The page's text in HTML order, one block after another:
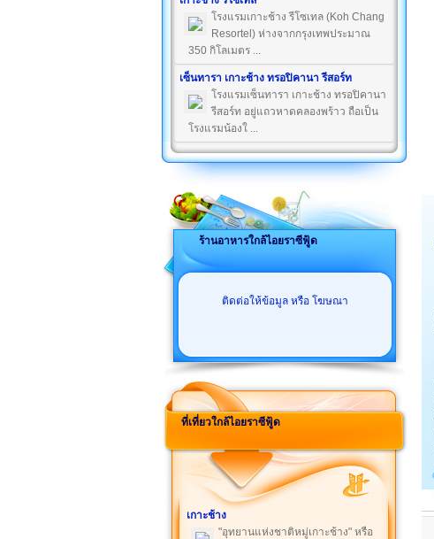
โรงแรมเกาะช้าง รีโซเทล (Koh Chang
Resortel) ห่างจากกรุงเทพประมาณ
350 กิโลเมตร ...
เซ็นทารา เกาะช้าง ทรอปิคานา รีสอร์ท
โรงแรมเซ็นทารา เกาะช้าง ทรอปิคานา
รีสอร์ท อยู่แถวหาดคลองพร้าว ถือเป็น
โรงแรมน้องใ ...
ร้านอาหารใกล้ไอยราซีฟู้ด
ติดต่อให้ข้อมูล หรือ โฆษณา
ที่เที่ยวใกล้ไอยราซีฟู้ด
เกาะช้าง
"อุทยานแห่งชาติหมู่เกาะช้าง" หรือ